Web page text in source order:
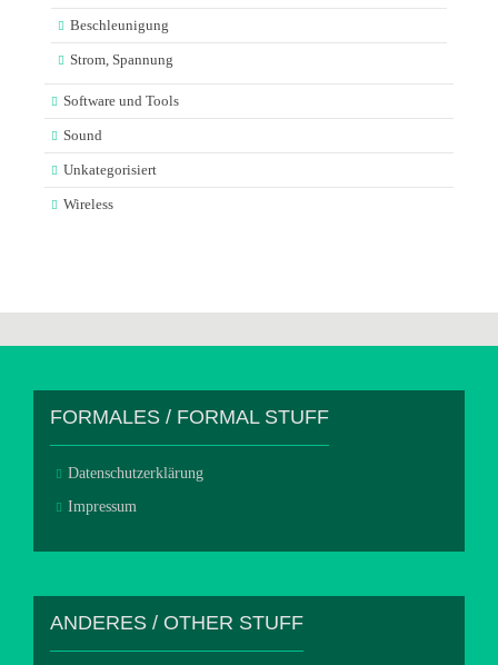
Beschleunigung
Strom, Spannung
Software und Tools
Sound
Unkategorisiert
Wireless
FORMALES / FORMAL STUFF
Datenschutzerklärung
Impressum
ANDERES / OTHER STUFF